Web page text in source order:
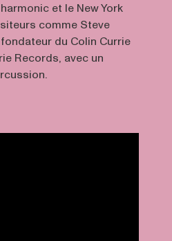
et le New York
comme Steve
du Colin Currie
Records, avec un